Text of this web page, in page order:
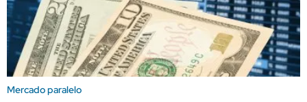
Mercado paralelo